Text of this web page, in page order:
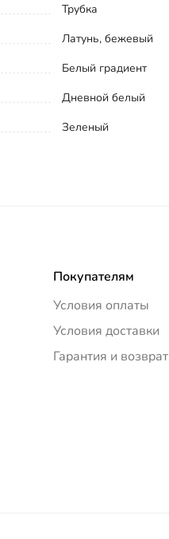
Трубка
Латунь, бежевый
Белый градиент
Дневной белый
Зеленый
Покупателям
Условия оплаты
Условия доставки
Гарантия и возврат